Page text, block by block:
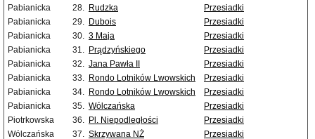
Pabianicka
28. Rudzka
Przesiadki
Pabianicka
29. Dubois
Przesiadki
Pabianicka
30. 3 Maja
Przesiadki
Pabianicka
31. Prądzyńskiego
Przesiadki
Pabianicka
32. Jana Pawła II
Przesiadki
Pabianicka
33. Rondo Lotników Lwowskich
Przesiadki
Pabianicka
34. Rondo Lotników Lwowskich
Przesiadki
Pabianicka
35. Wólczańska
Przesiadki
Piotrkowska
36. Pl. Niepodległości
Przesiadki
Wólczańska
37. Skrzywana NŻ
Przesiadki